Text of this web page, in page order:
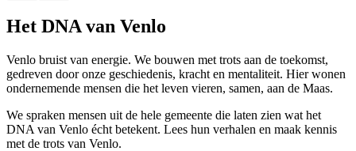
Het DNA van Venlo
Venlo bruist van energie. We bouwen met trots aan de toekomst,
gedreven door onze geschiedenis, kracht en mentaliteit. Hier wonen
ondernemende mensen die het leven vieren, samen, aan de Maas.
We spraken mensen uit de hele gemeente die laten zien wat het
DNA van Venlo écht betekent. Lees hun verhalen en maak kennis
met de trots van Venlo.